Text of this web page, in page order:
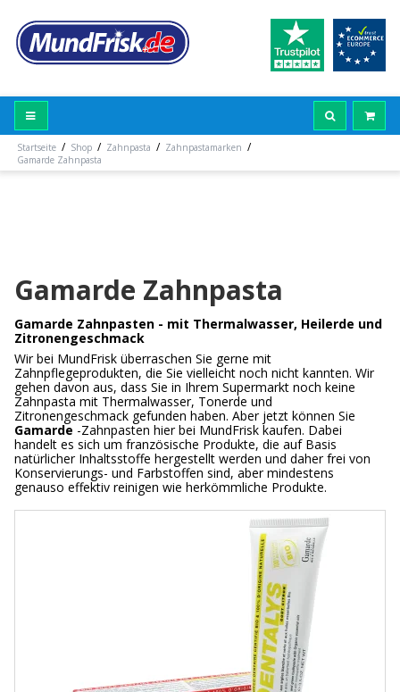
Startseite / Shop / Zahnpasta / Zahnpastamarken /
Gamarde Zahnpasta
Gamarde Zahnpasta
Gamarde Zahnpasten - mit Thermalwasser, Heilerde und
Zitronengeschmack
Wir bei MundFrisk überraschen Sie gerne mit
Zahnpflegeprodukten, die Sie vielleicht noch nicht kannten. Wir
gehen davon aus, dass Sie in Ihrem Supermarkt noch keine
Zahnpasta mit Thermalwasser, Tonerde und
Zitronengeschmack gefunden haben. Aber jetzt können Sie
Gamarde -Zahnpasten hier bei MundFrisk kaufen. Dabei
handelt es sich um französische Produkte, die auf Basis
natürlicher Inhaltsstoffe hergestellt werden und daher frei von
Konservierungs- und Farbstoffen sind, aber mindestens
genauso effektiv reinigen wie herkömmliche Produkte.